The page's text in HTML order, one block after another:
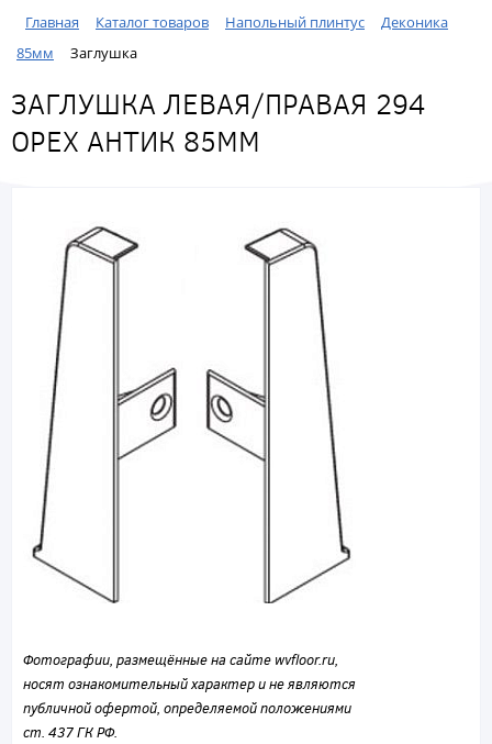
Главная Каталог товаров Напольный плинтус
Деконика
85мм
Заглушка
ЗАГЛУШКА ЛЕВАЯ/ПРАВАЯ 294
ОРЕХ АНТИК 85ММ
Фотографии, размещённые на сайте wvfloor.ru,
носят ознакомительный характер и не являются
публичной офертой, определяемой положениями
ст. 437 ГК РФ.